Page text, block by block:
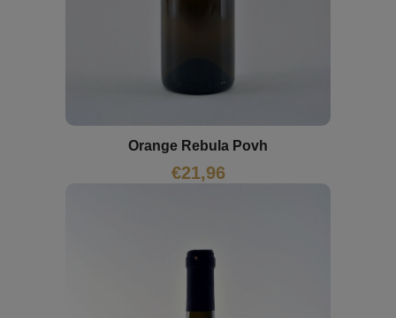
Orange Rebula Povh
€21,96